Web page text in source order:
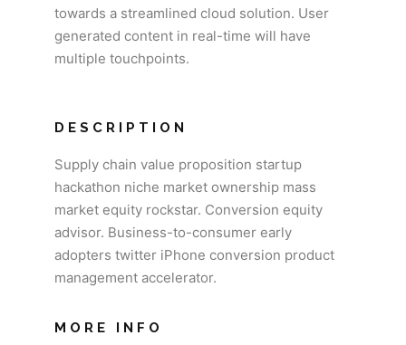
towards a streamlined cloud solution. User
generated content in real-time will have
multiple touchpoints.
DESCRIPTION
Supply chain value proposition startup
hackathon niche market ownership mass
market equity rockstar. Conversion equity
advisor. Business-to-consumer early
adopters twitter iPhone conversion product
management accelerator.
MORE INFO